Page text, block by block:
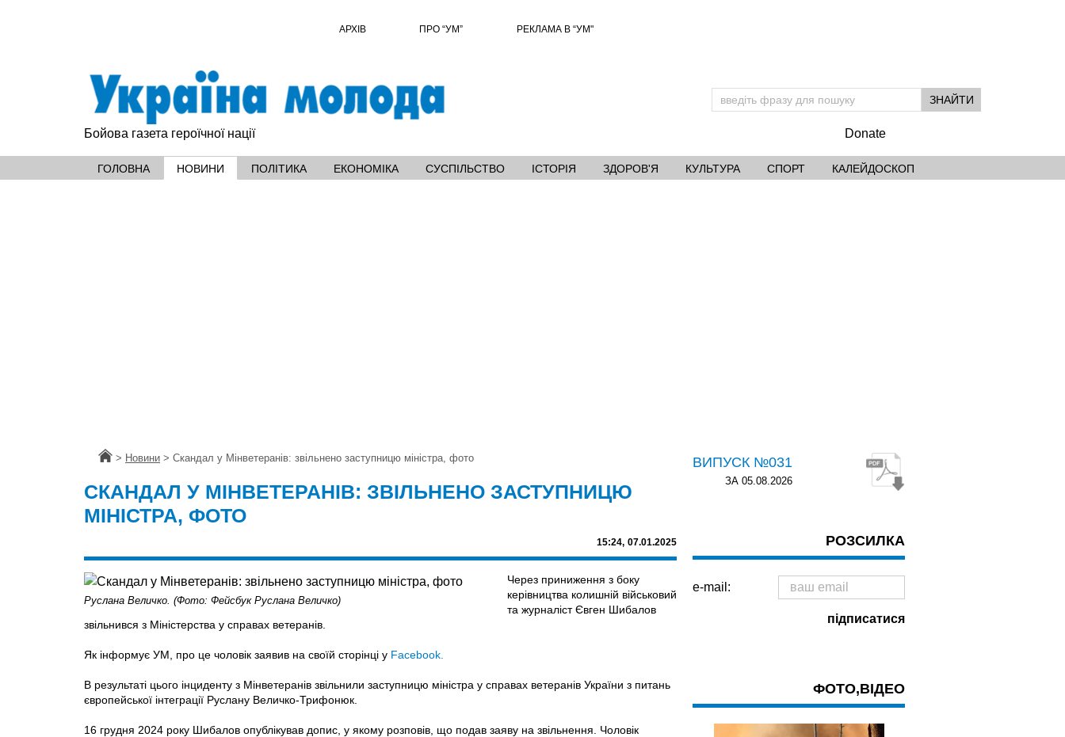
АРХІВ ПРО “УМ” РЕКЛАМА В “УМ"
Бойова газета героїчної нації Donate
ГОЛОВНА НОВИНИ ПОЛІТИКА ЕКОНОМІКА СУСПІЛЬСТВО ІСТОРІЯ ЗДОРОВ'Я КУЛЬТУРА СПОРТ КАЛЕЙДОСКОП
Головна
> Новини > Скандал у Мінветеранів: звільнено заступницю міністра, фото
СКАНДАЛ У МІНВЕТЕРАНІВ: ЗВІЛЬНЕНО ЗАСТУПНИЦЮ
МІНІСТРА, ФОТО
15:24, 07.01.2025
Руслана Величко. (Фото: Фейсбук Руслана Величко)
Через приниження з боку
керівництва колишній військовий
та журналіст Євген Шибалов
звільнився з Міністерства у справах ветеранів.
Як інформує УМ, про це чоловік заявив на своїй сторінці у Facebook.
В результаті цього інциденту з Мінветеранів звільнили заступницю міністра у справах ветеранів України з питань
європейської інтеграції Руслану Величко-Трифонюк.
16 грудня 2024 року Шибалов опублікував допис, у якому розповів, що подав заяву на звільнення. Чоловік
ВИПУСК №031
ЗА 05.08.2026
РОЗСИЛКА
e-mail:
ФОТО,ВІДЕО